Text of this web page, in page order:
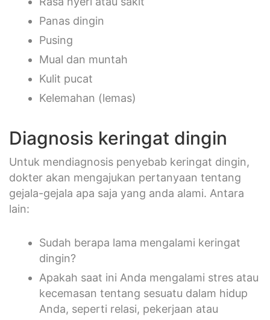
Panas dingin
Pusing
Mual dan muntah
Kulit pucat
Kelemahan (lemas)
Diagnosis keringat dingin
Untuk mendiagnosis penyebab keringat dingin,
dokter akan mengajukan pertanyaan tentang
gejala-gejala apa saja yang anda alami. Antara
lain:
Sudah berapa lama mengalami keringat
dingin?
Apakah saat ini Anda mengalami stres atau
kecemasan tentang sesuatu dalam hidup
Anda, seperti relasi, pekerjaan atau